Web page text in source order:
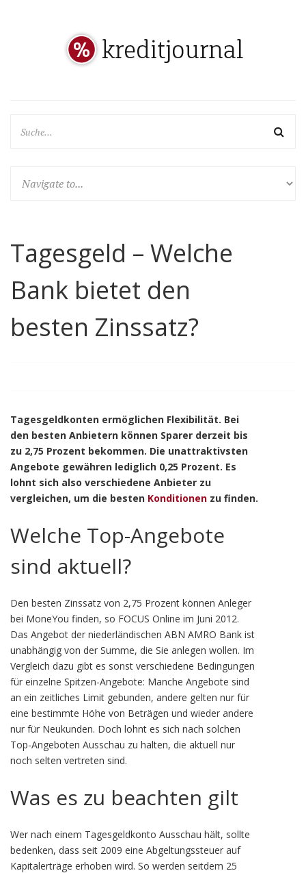
Tagesgeld – Welche
Bank bietet den
besten Zinssatz?
Tagesgeldkonten ermöglichen Flexibilität. Bei
den besten Anbietern können Sparer derzeit bis
zu 2,75 Prozent bekommen. Die unattraktivsten
Angebote gewähren lediglich 0,25 Prozent. Es
lohnt sich also verschiedene Anbieter zu
vergleichen, um die besten Konditionen zu finden.
Welche Top-Angebote
sind aktuell?
Den besten Zinssatz von 2,75 Prozent können Anleger
bei MoneYou finden, so FOCUS Online im Juni 2012.
Das Angebot der niederländischen ABN AMRO Bank ist
unabhängig von der Summe, die Sie anlegen wollen. Im
Vergleich dazu gibt es sonst verschiedene Bedingungen
für einzelne Spitzen-Angebote: Manche Angebote sind
an ein zeitliches Limit gebunden, andere gelten nur für
eine bestimmte Höhe von Beträgen und wieder andere
nur für Neukunden. Doch lohnt es sich nach solchen
Top-Angeboten Ausschau zu halten, die aktuell nur
noch selten vertreten sind.
Was es zu beachten gilt
Wer nach einem Tagesgeldkonto Ausschau hält, sollte
bedenken, dass seit 2009 eine Abgeltungssteuer auf
Kapitalerträge erhoben wird. So werden seitdem 25